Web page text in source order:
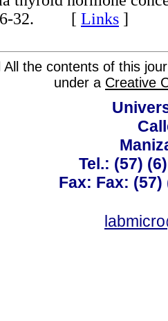
32. [ Links ]
All the contents of this
under a Creative
Tel.: (57)
Fax: Fax: (57)